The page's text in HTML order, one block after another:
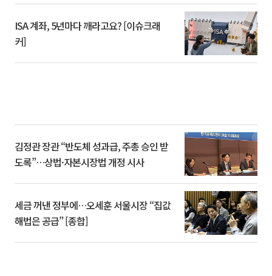
ISA 계좌, 5년마다 깨라고요? [이슈크래
커]
김정관 장관 “반도체 성과급, 주총 승인 받
도록”…상법·자본시장법 개정 시사
세금 꺼낸 정부에…오세훈 서울시장 “집값
해법은 공급” [종합]